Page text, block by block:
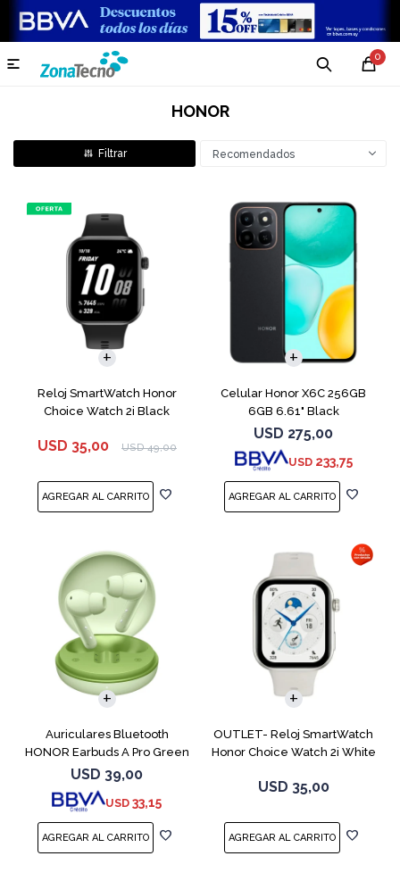
0

HONOR
Recomendados
Reloj SmartWatch Honor
Choice Watch 2i Black
USD 35,00 USD 49,00
Celular Honor X6C 256GB
6GB 6.61" Black
USD 275,00
USD 233,75
COMPARAR
Auriculares Bluetooth
HONOR Earbuds A Pro Green
USD 39,00
USD 33,15
OUTLET- Reloj SmartWatch
Honor Choice Watch 2i White
USD 35,00